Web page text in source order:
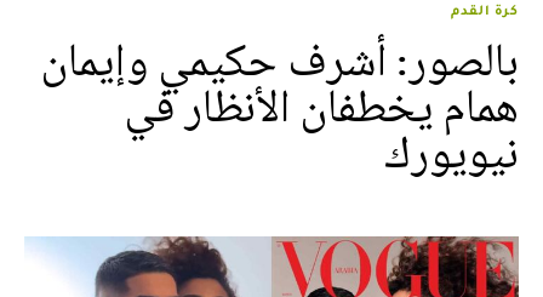
كرة القدم
بالصور: أشرف حكيمي وإيمان
همام يخطفان الأنظار في
نيويورك